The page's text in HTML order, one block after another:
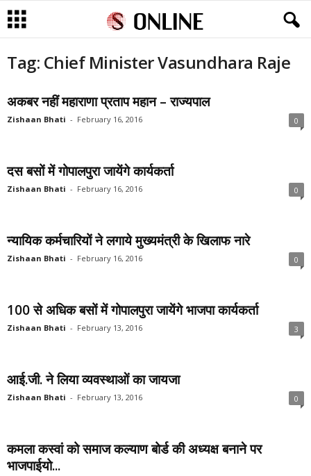
Tag: Chief Minister Vasundhara Raje
अकबर नहीं महाराणा प्रताप महान – राज्यपाल
Zishaan Bhati - February 16, 2016 0
दस बसों में गोपालपुरा जायेंगे कार्यकर्ता
Zishaan Bhati - February 16, 2016 0
न्यायिक कर्मचारियों ने लगाये मुख्यमंत्री के खिलाफ नारे
Zishaan Bhati - February 16, 2016 0
100 से अधिक बसों में गोपालपुरा जायेंगे भाजपा कार्यकर्ता
Zishaan Bhati - February 13, 2016 3
आई.जी. ने लिया व्यवस्थाओं का जायजा
Zishaan Bhati - February 13, 2016 0
कमला कस्वां को समाज कल्याण बोर्ड की अध्यक्ष बनाने पर
भाजपाईयो...